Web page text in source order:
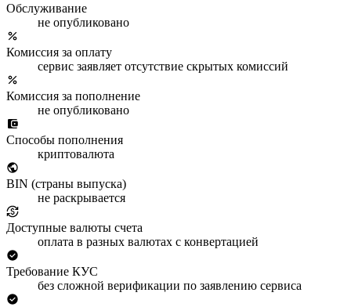
Обслуживание
не опубликовано
Комиссия за оплату
сервис заявляет отсутствие скрытых комиссий
Комиссия за пополнение
не опубликовано
Способы пополнения
криптовалюта
BIN (страны выпуска)
не раскрывается
Доступные валюты счета
оплата в разных валютах с конвертацией
Требование КУС
без сложной верификации по заявлению сервиса